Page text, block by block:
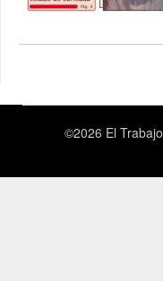
©2026 El Trabajo